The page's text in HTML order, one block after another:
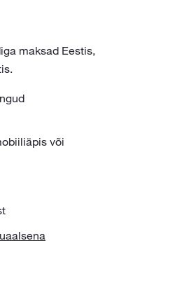
maksad Eestis,
või